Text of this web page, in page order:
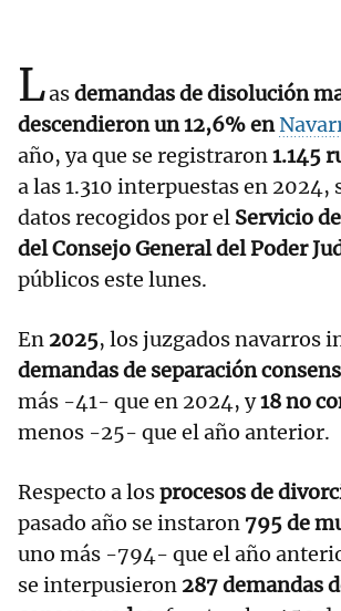
Lasdemandas de disolución
descendieron un 12,6% en
año, ya que se registraron1.145
a las 1.310 interpuestas en 2024,
datos recogidos por el Servicio
del Consejo General del Poder
públicos este lunes.
En 2025, los juzgados navarros
demandas de separación
más -41- que en 2024, y18 no
menos -25- que el año anterior.
Respecto a losprocesos de
pasado año se instaron 795 de
uno más -794- que el año
se interpusieron 287 demandas